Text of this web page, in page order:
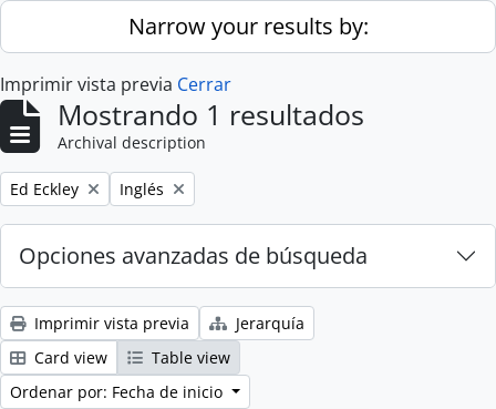
Skip to main contentNarrow your results by:
Imprimir vista previa Cerrar
Mostrando 1 resultados
Archival description
Remove filter:
Ed Eckley Remove filter:
Inglés
Opciones avanzadas de búsqueda
Imprimir vista previa
Jerarquía
Card view
Table view
Ordenar por: Fecha de inicio